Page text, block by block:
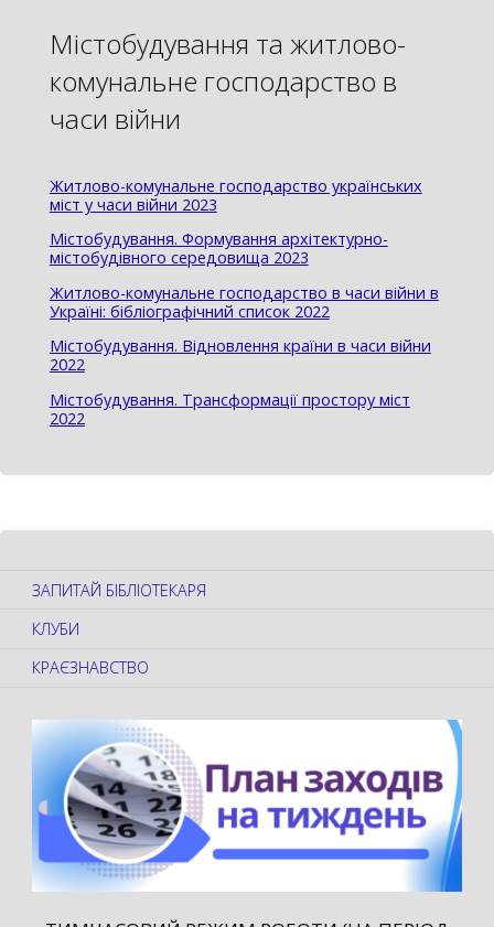
Містобудування та житлово-
комунальне господарство в
часи війни
Житлово-комунальне господарство українських
міст у часи війни 2023
Містобудування. Формування архітектурно-
містобудівного середовища 2023
Житлово-комунальне господарство в часи війни в
Україні: бібліографічний список 2022
Містобудування. Відновлення країни в часи війни
2022
Містобудування. Трансформації простору міст
2022
ЗАПИТАЙ БІБЛІОТЕКАРЯ
КЛУБИ
КРАЄЗНАВСТВО